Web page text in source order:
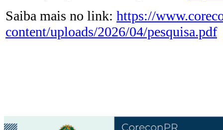
Saiba mais no link: https://
content/uploads/2026/04/pesquisa.pdf